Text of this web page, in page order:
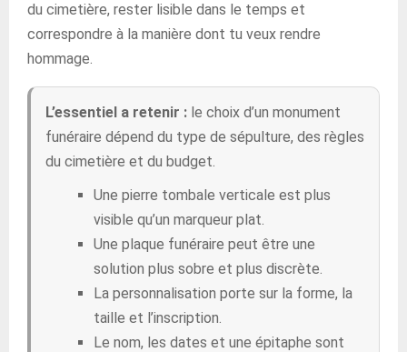
du cimetière, rester lisible dans le temps et
correspondre à la manière dont tu veux rendre
hommage.
L’essentiel a retenir : le choix d’un monument
funéraire dépend du type de sépulture, des règles
du cimetière et du budget.
Une pierre tombale verticale est plus
visible qu’un marqueur plat.
Une plaque funéraire peut être une
solution plus sobre et plus discrète.
La personnalisation porte sur la forme, la
taille et l’inscription.
Le nom, les dates et une épitaphe sont